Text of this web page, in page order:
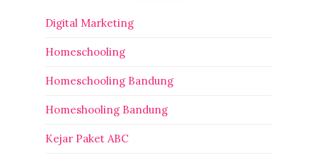
Digital Marketing
Homeschooling
Homeschooling Bandung
Homeshooling Bandung
Kejar Paket ABC